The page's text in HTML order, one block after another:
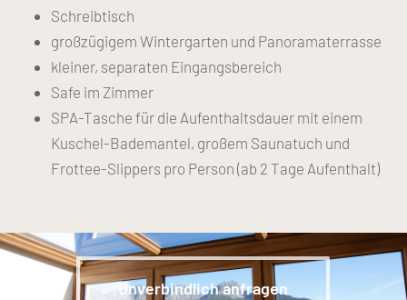
Schreibtisch
großzügigem Wintergarten und Panoramaterrasse
kleiner, separaten Eingangsbereich
Safe im Zimmer
SPA-Tasche für die Aufenthaltsdauer mit einem
Kuschel-Bademantel, großem Saunatuch und
Frottee-Slippers pro Person (ab 2 Tage Aufenthalt)
Unverbindlich anfragen